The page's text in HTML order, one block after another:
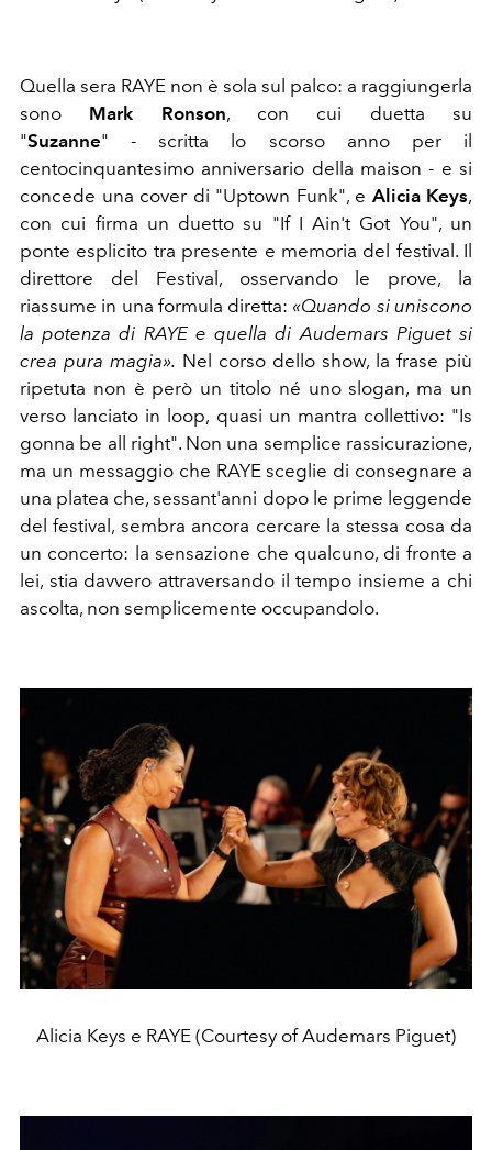
Quella sera RAYE non è sola sul palco: a raggiungerla
sono Mark Ronson, con cui duetta su
"Suzanne" - scritta lo scorso anno per il
centocinquantesimo anniversario della maison - e si
concede una cover di "Uptown Funk", e Alicia Keys,
con cui firma un duetto su "If I Ain't Got You", un
ponte esplicito tra presente e memoria del festival. Il
direttore del Festival, osservando le prove, la
riassume in una formula diretta: «Quando si uniscono
la potenza di RAYE e quella di Audemars Piguet si
crea pura magia». Nel corso dello show, la frase più
ripetuta non è però un titolo né uno slogan, ma un
verso lanciato in loop, quasi un mantra collettivo: "Is
gonna be all right". Non una semplice rassicurazione,
ma un messaggio che RAYE sceglie di consegnare a
una platea che, sessant'anni dopo le prime leggende
del festival, sembra ancora cercare la stessa cosa da
un concerto: la sensazione che qualcuno, di fronte a
lei, stia davvero attraversando il tempo insieme a chi
ascolta, non semplicemente occupandolo.
Alicia Keys e RAYE (Courtesy of Audemars Piguet)